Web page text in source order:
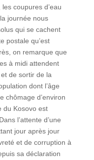
coupures d’eau
journée nous
qui se cachent
postale qu’est
on remarque que
à midi attendent
de sortir de la
dont l’âge
chômage d’environ
du Kosovo est
l’attente d’une
jour après jour
et de corruption à
sa déclaration